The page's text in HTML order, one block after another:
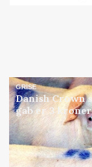
GRISE
Danish Crown
gab er 3